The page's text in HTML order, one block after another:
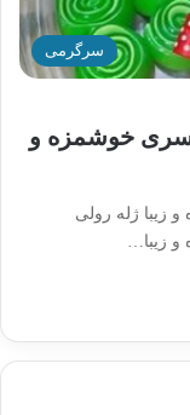
سرگرمی
خوشمزه و
ژله رولی
زیبا…